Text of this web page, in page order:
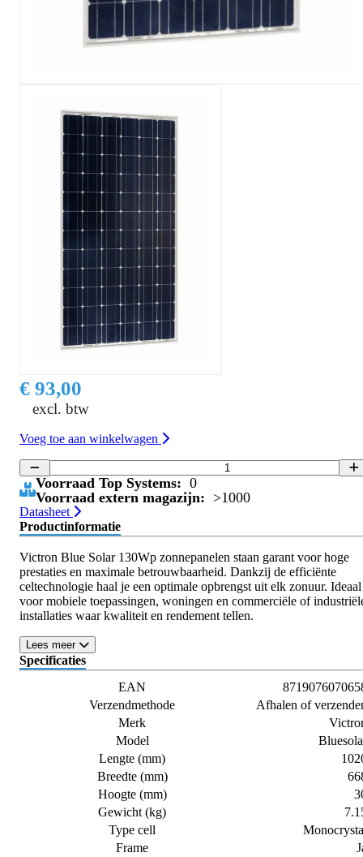
€ 93,00
excl. btw
Voeg toe aan winkelwagen
Voorraad Top Systems: 0
Voorraad extern magazijn: >1000
Datasheet
Productinformatie
Victron Blue Solar 130Wp zonnepanelen staan garant voor hoge
prestaties en maximale betrouwbaarheid. Dankzij de efficiënte
celtechnologie haal je een optimale opbrengst uit elk zonuur. Ideaal
voor mobiele toepassingen, woningen en commerciële of
installaties waar kwaliteit en rendement tellen.
Lees meer
Specificaties
EAN
Verzendmethode
Afhalen of
Merk
Model
Lengte (mm)
Breedte (mm)
Hoogte (mm)
Gewicht (kg)
Type cell
Frame